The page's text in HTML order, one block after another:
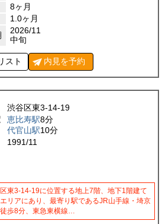
8ヶ月
1.0ヶ月
2026/11
中旬
スト 内見を予約
渋谷区東3-14-19
恵比寿駅8分
代官山駅10分
1991/11
東3-14-19に位置する地上7階、地下1階建て
リアにあり、最寄り駅であるJR山手線・埼京
歩8分、東急東横線…